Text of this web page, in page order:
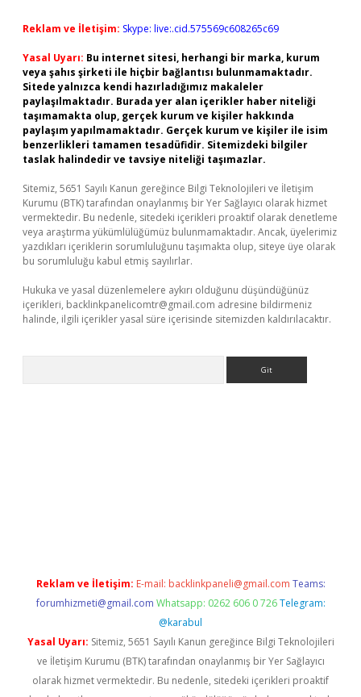
Reklam ve İletişim: Skype: live:.cid.575569c608265c69
Yasal Uyarı: Bu internet sitesi, herhangi bir marka, kurum
veya şahıs şirketi ile hiçbir bağlantısı bulunmamaktadır.
Sitede yalnızca kendi hazırladığımız makaleler
paylaşılmaktadır. Burada yer alan içerikler haber niteliği
taşımamakta olup, gerçek kurum ve kişiler hakkında
paylaşım yapılmamaktadır. Gerçek kurum ve kişiler ile isim
benzerlikleri tamamen tesadüfidir. Sitemizdeki bilgiler
taslak halindedir ve tavsiye niteliği taşımazlar.
Sitemiz, 5651 Sayılı Kanun gereğince Bilgi Teknolojileri ve İletişim
Kurumu (BTK) tarafından onaylanmış bir Yer Sağlayıcı olarak hizmet
vermektedir. Bu nedenle, sitedeki içerikleri proaktif olarak denetleme
veya araştırma yükümlülüğümüz bulunmamaktadır. Ancak, üyelerimiz
yazdıkları içeriklerin sorumluluğunu taşımakta olup, siteye üye olarak
bu sorumluluğu kabul etmiş sayılırlar.
Hukuka ve yasal düzenlemelere aykırı olduğunu düşündüğünüz
içerikleri, backlinkpanelicomtr@gmail.com adresine bildirmeniz
halinde, ilgili içerikler yasal süre içerisinde sitemizden kaldırılacaktır.
Reklam ve İletişim: E-mail: backlinkpaneli@gmail.com Teams:
forumhizmeti@gmail.com Whatsapp: 0262 606 0 726 Telegram:
@karabul
Yasal Uyarı: Sitemiz, 5651 Sayılı Kanun gereğince Bilgi Teknolojileri
ve İletişim Kurumu (BTK) tarafından onaylanmış bir Yer Sağlayıcı
olarak hizmet vermektedir. Bu nedenle, sitedeki içerikleri proaktif